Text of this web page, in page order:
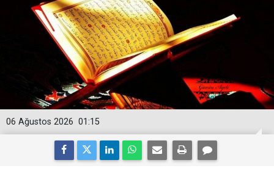
01:15
06 Ağustos 2026